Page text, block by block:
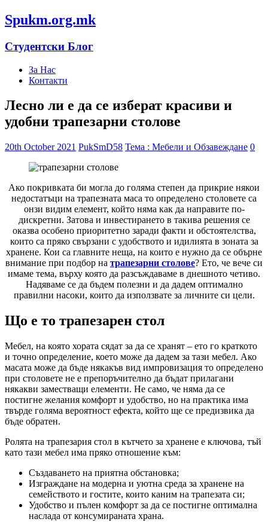
Spukm.org.mk
Студентски Блог
За Нас
Контакти
Лесно ли е да се изберат красиви и
удобни трапезарни столове
20th October 2021 PukSmD58 Тема : Мебели и Обзавеждане 0
Ако покривката би могла до голяма степен да прикрие някои
недостатъци на трапезната маса то определено столовете са
онзи видим елемент, който няма как да направите по-
дискретни. Затова и инвестирането в такива решения се
оказва особено приоритетно заради факти и обстоятелства,
които са пряко свързани с удобството и идилията в зоната за
хранене. Кои са главните неща, на които е нужно да се обърне
внимание при подбор на трапезарни столове? Ето, че вече си
имаме тема, върху която да разсъждаваме в днешното четиво.
Надяваме се да бъдем полезни и да дадем оптимално
правилни насоки, които да използвате за личните си цели.
Що е то трапезарен стол
Мебел, на която хората сядат за да се хранят – ето го краткото
и точно определение, което може да дадем за тази мебел. Ако
масата може да бъде някакъв вид импровизация то определено
при столовете не е препоръчително да бъдат прилагани
някакви заместващи елементи. Не само, че няма да се
постигне желания комфорт и удобство, но на практика има
твърде голяма вероятност ефекта, който ще се предизвика да
бъде обратен.
Ролята на трапезария стол в кътчето за хранене е ключова, тъй
като тази мебел има пряко отношение към:
Създаването на приятна обстановка;
Изграждане на модерна и уютна среда за хранене на
семейството и гостите, които каним на трапезата си;
Удобство и пълен комфорт за да се постигне оптимална
наслада от консумираната храна.